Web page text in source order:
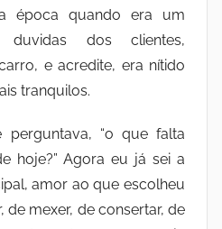
época quando era um
dos clientes,
e acredite, era nítido
tranquilos.
perguntava, “o que falta
hoje?” Agora eu já sei a
amor ao que escolheu
de mexer, de consertar, de